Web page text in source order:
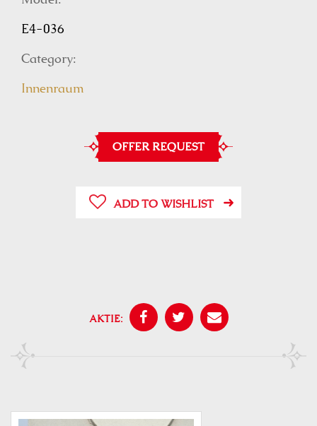
E4-036
Category:
Innenraum
OFFER REQUEST
ADD TO WISHLIST
AKTIE: